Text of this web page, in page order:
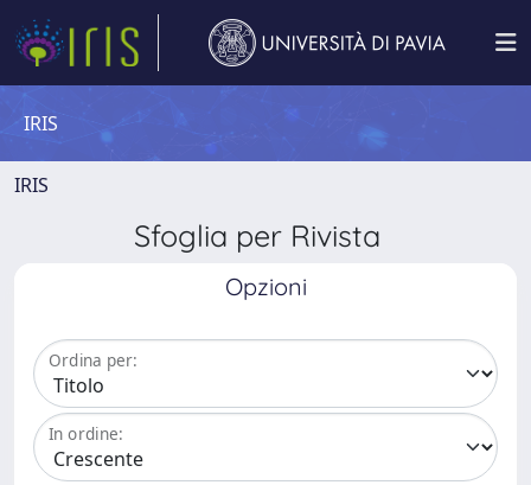
IRIS
IRIS
Sfoglia per Rivista
Opzioni
Ordina per:
In ordine: